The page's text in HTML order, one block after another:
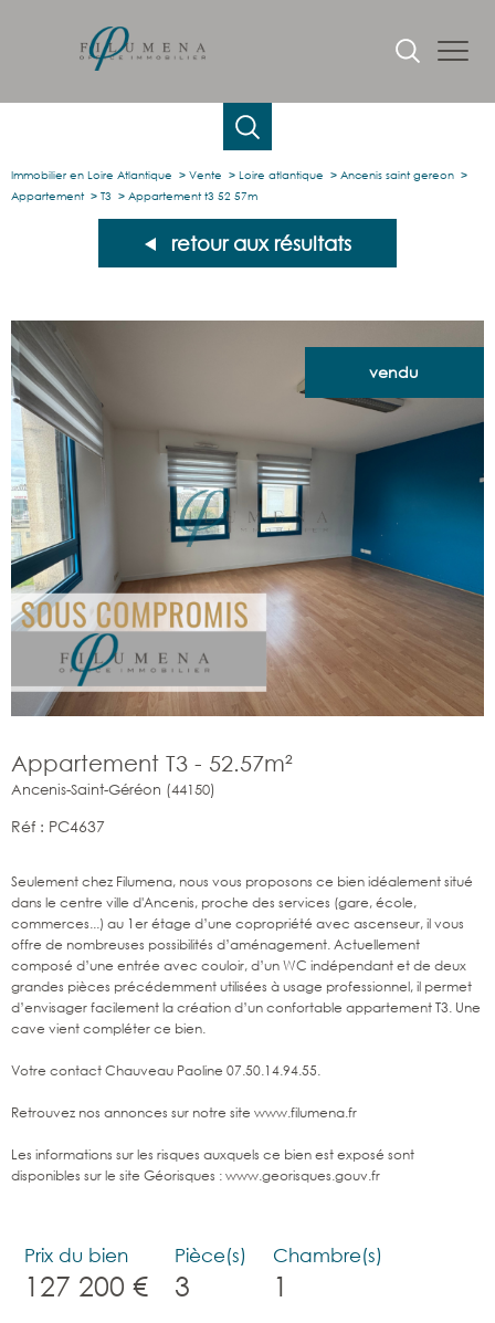
Immobilier en Loire Atlantique Vente Loire atlantique
Ancenis saint gereon
Appartement
T3 Appartement t3 52 57m
retour aux résultats
vendu
Appartement T3 - 52.57m²
Ancenis-Saint-Géréon (44150)
Réf : PC4637
Seulement chez Filumena, nous vous proposons ce bien idéalement situé
dans le centre ville d'Ancenis, proche des services (gare, école,
commerces...) au 1er étage d’une copropriété avec ascenseur, il vous
offre de nombreuses possibilités d’aménagement. Actuellement
composé d’une entrée avec couloir, d’un WC indépendant et de deux
grandes pièces précédemment utilisées à usage professionnel, il permet
d’envisager facilement la création d’un confortable appartement T3. Une
cave vient compléter ce bien.
Votre contact Chauveau Paoline 07.50.14.94.55.
Retrouvez nos annonces sur notre site www.filumena.fr
Les informations sur les risques auxquels ce bien est exposé sont
disponibles sur le site Géorisques : www.georisques.gouv.fr
Prix du bien
127 200 €
Pièce(s)
3
Chambre(s)
1